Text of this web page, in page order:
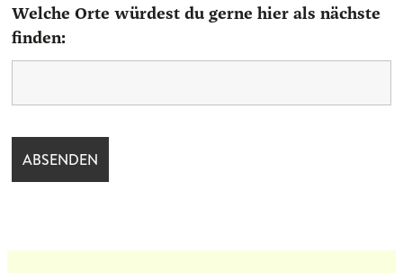
Welche Orte würdest du gerne hier als nächste
finden: